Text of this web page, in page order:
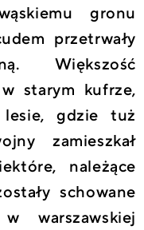
gronu
przetrwały
Większość
starym kufrze,
gdzie tuż
zamieszkał
należące
schowane
warszawskiej